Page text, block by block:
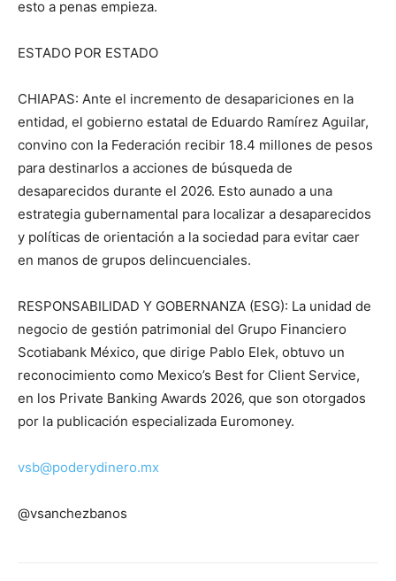
esto a penas empieza.
ESTADO POR ESTADO
CHIAPAS: Ante el incremento de desapariciones en la
entidad, el gobierno estatal de Eduardo Ramírez Aguilar,
convino con la Federación recibir 18.4 millones de pesos
para destinarlos a acciones de búsqueda de
desaparecidos durante el 2026. Esto aunado a una
estrategia gubernamental para localizar a desaparecidos
y políticas de orientación a la sociedad para evitar caer
en manos de grupos delincuenciales.
RESPONSABILIDAD Y GOBERNANZA (ESG): La unidad de
negocio de gestión patrimonial del Grupo Financiero
Scotiabank México, que dirige Pablo Elek, obtuvo un
reconocimiento como Mexico’s Best for Client Service,
en los Private Banking Awards 2026, que son otorgados
por la publicación especializada Euromoney.
vsb@poderydinero.mx
@vsanchezbanos